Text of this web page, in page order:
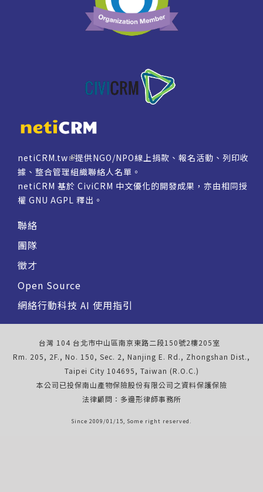
netiCRM.tw
提供NGO/NPO線上捐款、報名活動、列印收
據、整合管理組織聯絡人名單。
netiCRM 基於 CiviCRM 中文優化的開發成果，亦由相同授
權 GNU AGPL 釋出。
聯絡
團隊
徵才
Open Source
網絡行動科技 AI 使用指引
台灣 104 台北市中山區南京東路二段150號2樓205室
Rm. 205, 2F., No. 150, Sec. 2, Nanjing E. Rd., Zhongshan Dist.,
Taipei City 104695, Taiwan (R.O.C.)
本公司已投保南山產物保險股份有限公司之資料保護保險
法律顧問：多邊形律師事務所
Since 2009/01/15, Some right reserved.